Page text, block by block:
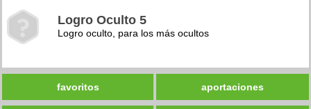
Logro Oculto 5
Logro oculto, para los más ocultos
favoritos aportaciones